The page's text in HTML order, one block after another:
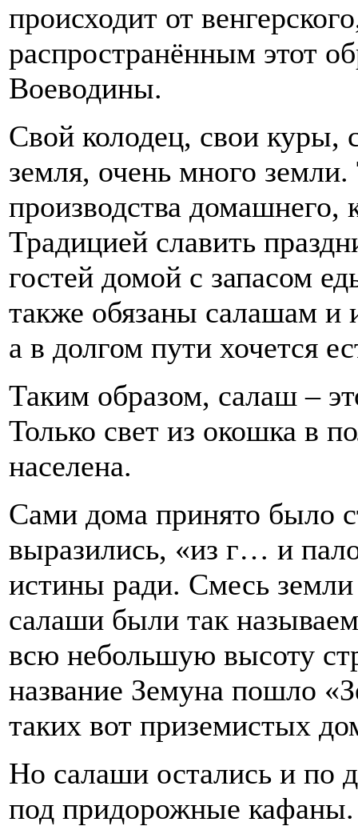
происходит от
распространённым этот
Воеводины.
Свой колодец, свои куры,
земля, очень много
производства домашнего,
Традицией славить
гостей домой с запасом
также обязаны салашам и
а в долгом пути хочется
Таким образом, салаш –
Только свет из окошка в
населена.
Сами дома принято было
выразились, «из г… и
истины ради. Смесь земли
салаши были так
всю небольшую высоту
название Земуна пошло
таких вот приземистых
Но салаши остались и по
под придорожные кафаны.